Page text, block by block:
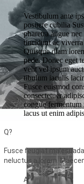
Vestibulum ante
posuere cubilia
pharetra augue
tincidunt ac viverra
Quisque diam
pede. Donec eget
velit vel ipsum
tibulum iaculis
Fusce euismod
consectetuer
congue
lacus ut enim
Q?
Fusce feugiat
neluctus a lorem.
A.